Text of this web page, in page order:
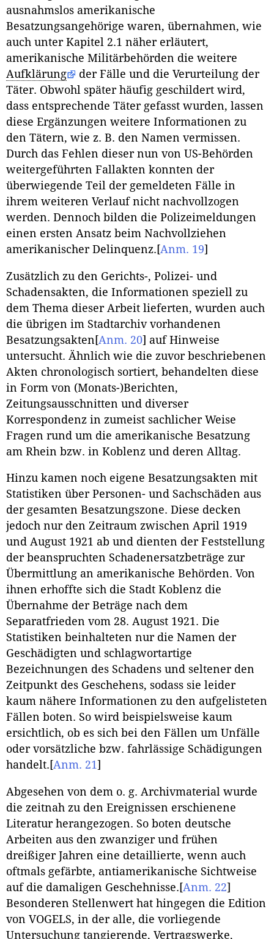
ausnahmslos amerikanische
Besatzungsangehörige waren, übernahmen, wie
auch unter Kapitel 2.1 näher erläutert,
amerikanische Militärbehörden die weitere
Aufklärung
der Fälle und die Verurteilung der
Täter. Obwohl später häufig geschildert wird,
dass entsprechende Täter gefasst wurden, lassen
diese Ergänzungen weitere Informationen zu
den Tätern, wie z. B. den Namen vermissen.
Durch das Fehlen dieser nun von US-Behörden
weitergeführten Fallakten konnten der
überwiegende Teil der gemeldeten Fälle in
ihrem weiteren Verlauf nicht nachvollzogen
werden. Dennoch bilden die Polizeimeldungen
einen ersten Ansatz beim Nachvollziehen
amerikanischer Delinquenz. [Anm. 19]
Zusätzlich zu den Gerichts-, Polizei- und
Schadensakten, die Informationen speziell zu
dem Thema dieser Arbeit lieferten, wurden auch
die übrigen im Stadtarchiv vorhandenen
Besatzungsakten [Anm. 20] auf Hinweise
untersucht. Ähnlich wie die zuvor beschriebenen
Akten chronologisch sortiert, behandelten diese
in Form von (Monats-)Berichten,
Zeitungsausschnitten und diverser
Korrespondenz in zumeist sachlicher Weise
Fragen rund um die amerikanische Besatzung
am Rhein bzw. in Koblenz und deren Alltag.
Hinzu kamen noch eigene Besatzungsakten mit
Statistiken über Personen- und Sachschäden aus
der gesamten Besatzungszone. Diese decken
jedoch nur den Zeitraum zwischen April 1919
und August 1921 ab und dienten der Feststellung
der beanspruchten Schadenersatzbeträge zur
Übermittlung an amerikanische Behörden. Von
ihnen erhoffte sich die Stadt Koblenz die
Übernahme der Beträge nach dem
Separatfrieden vom 28. August 1921. Die
Statistiken beinhalteten nur die Namen der
Geschädigten und schlagwortartige
Bezeichnungen des Schadens und seltener den
Zeitpunkt des Geschehens, sodass sie leider
kaum nähere Informationen zu den aufgelisteten
Fällen boten. So wird beispielsweise kaum
ersichtlich, ob es sich bei den Fällen um Unfälle
oder vorsätzliche bzw. fahrlässige Schädigungen
handelt. [Anm. 21]
Abgesehen von dem o. g. Archivmaterial wurde
die zeitnah zu den Ereignissen erschienene
Literatur herangezogen. So boten deutsche
Arbeiten aus den zwanziger und frühen
dreißiger Jahren eine detaillierte, wenn auch
oftmals gefärbte, antiamerikanische Sichtweise
auf die damaligen Geschehnisse. [Anm. 22]
Besonderen Stellenwert hat hingegen die Edition
von VOGELS, in der alle, die vorliegende
Untersuchung tangierende, Vertragswerke,